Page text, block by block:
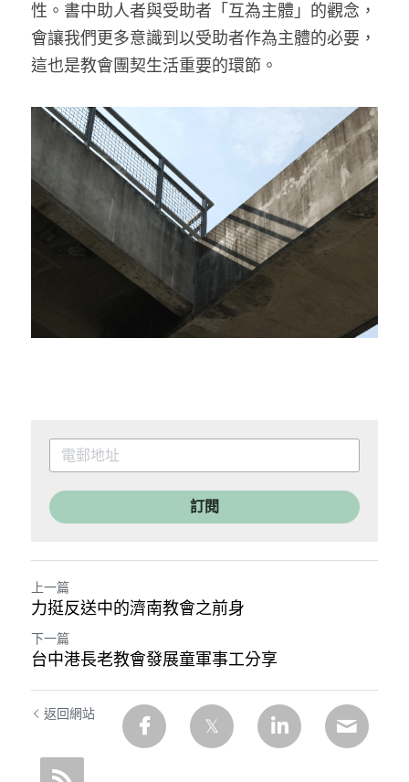
性。書中助人者與受助者「互為主體」的觀念，
會讓我們更多意識到以受助者作為主體的必要，
這也是教會團契生活重要的環節。
訂閱
上一篇
力挺反送中的濟南教會之前身
下一篇
台中港長老教會發展童軍事工分享​
返回網站